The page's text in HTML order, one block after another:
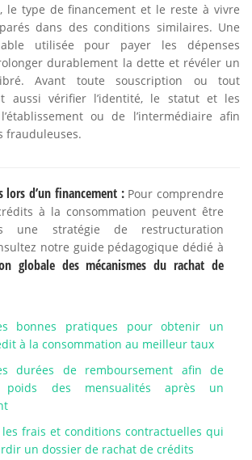
le type de financement et le reste à vivre
dans des conditions similaires. Une
utilisée pour payer les dépenses
durablement la dette et révéler un
Avant toute souscription ou tout
aussi vérifier l’identité, le statut et les
ou de l’intermédiaire afin
frauduleuses.
lors d’un financement :Pour comprendre
à la consommation peuvent être
une stratégie de restructuration
notre guide pédagogique dédié à
globale des mécanismes du rachat de
bonnes pratiques pour obtenir un
à la consommation au meilleur taux
durées de remboursement afin de
des mensualités après un
frais et conditions contractuelles qui
un dossier de rachat de crédits